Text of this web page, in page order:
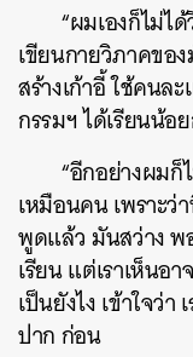
“ผมเองก็ไม่ไ
เขียนกายวิภาคขอ
สร้างเก้าอี้ ใช้คนล
กรรมฯ ได้เรียนน้อ
“อีกอย่างผม
เหมือนคน เพราะว่
พูดแล้ว มันสว่าง พ
เรียน แต่เราเห็นอ
เป็นยังไง เข้าใจว่
ปาก ก่อน